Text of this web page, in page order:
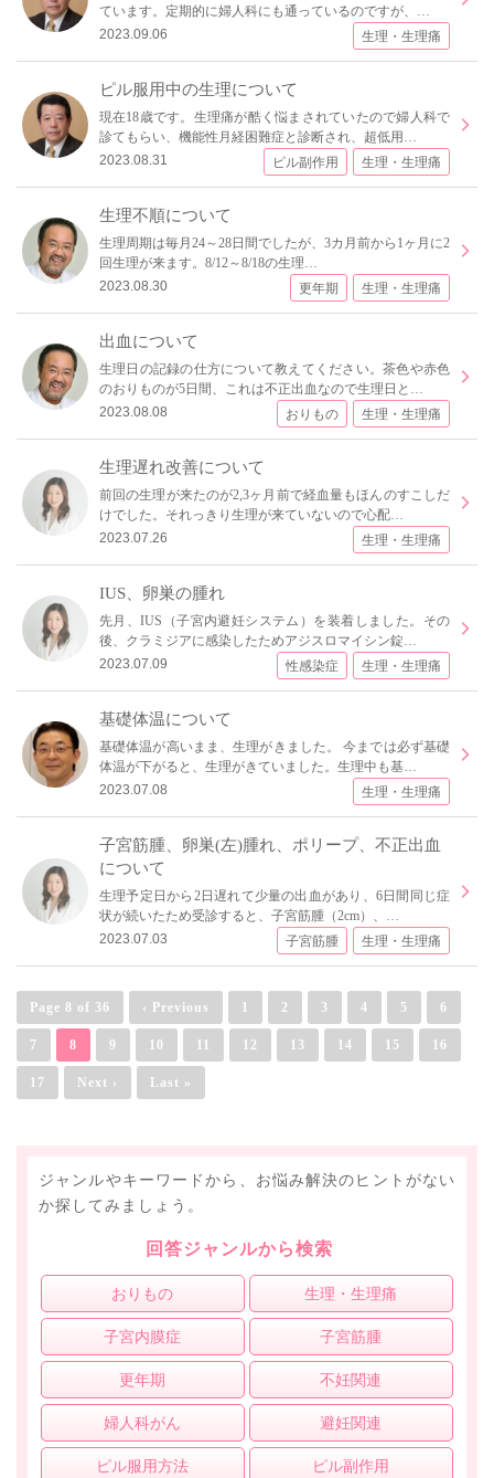
ています。定期的に婦人科にも通っているのですが、…
2023.09.06
生理・生理痛
ピル服用中の生理について
現在18歳です。生理痛が酷く悩まされていたので婦人科で
診てもらい、機能性月経困難症と診断され、超低用…
2023.08.31
ピル副作用 生理・生理痛
生理不順について
生理周期は毎月24～28日間でしたが、3カ月前から1ヶ月に2
回生理が来ます。8/12～8/18の生理…
2023.08.30
更年期 生理・生理痛
出血について
生理日の記録の仕方について教えてください。茶色や赤色
のおりものが5日間、これは不正出血なので生理日と…
2023.08.08
おりもの 生理・生理痛
生理遅れ改善について
前回の生理が来たのが2,3ヶ月前で経血量もほんのすこしだ
けでした。それっきり生理が来ていないので心配…
2023.07.26
生理・生理痛
IUS、卵巣の腫れ
先月、IUS（子宮内避妊システム）を装着しました。その
後、クラミジアに感染したためアジスロマイシン錠…
2023.07.09
性感染症 生理・生理痛
基礎体温について
基礎体温が高いまま、生理がきました。 今までは必ず基礎
体温が下がると、生理がきていました。生理中も基…
2023.07.08
生理・生理痛
子宮筋腫、卵巣(左)腫れ、ポリープ、不正出血
について
生理予定日から2日遅れて少量の出血があり、6日間同じ症
状が続いたため受診すると、子宮筋腫（2cm）、…
2023.07.03
子宮筋腫 生理・生理痛
Page 8 of 36 ‹ Previous 1 2 3 4 5 6
7 8 9 10 11 12 13 14 15 16
17 Next › Last »
ジャンルやキーワードから、お悩み解決のヒントがない
か探してみましょう。
回答ジャンルから検索
おりもの 生理・生理痛
子宮内膜症 子宮筋腫
更年期 不妊関連
婦人科がん 避妊関連
ピル服用方法 ピル副作用